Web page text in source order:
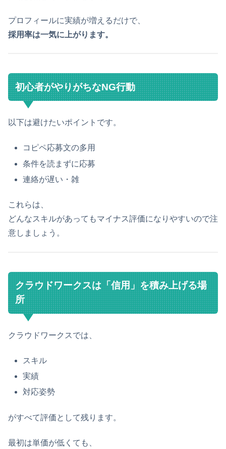
プロフィールに実績が増えるだけで、
採用率は一気に上がります。
初心者がやりがちなNG行動
以下は避けたいポイントです。
コピペ応募文の多用
条件を読まずに応募
連絡が遅い・雑
これらは、
どんなスキルがあってもマイナス評価になりやすいので注
意しましょう。
クラウドワークスは「信用」を積み上げる場
所
クラウドワークスでは、
スキル
実績
対応姿勢
がすべて評価として残ります。
最初は単価が低くても、